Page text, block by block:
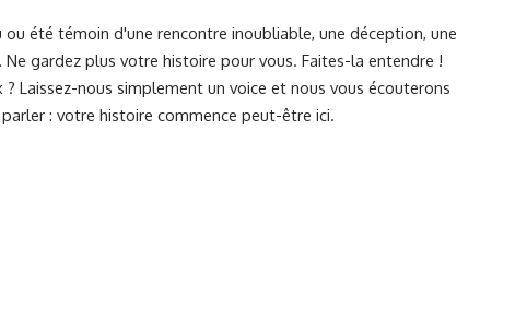
été témoin d'une rencontre inoubliable, une déception, une
Ne gardez plus votre histoire pour vous. Faites-la entendre !
Laissez-nous simplement un voice et nous vous écouterons
: votre histoire commence peut-être ici.